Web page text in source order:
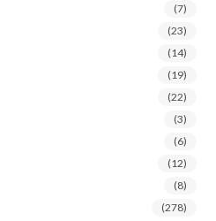
(7)
(23)
(14)
(19)
(22)
(3)
(6)
(12)
(8)
(278)